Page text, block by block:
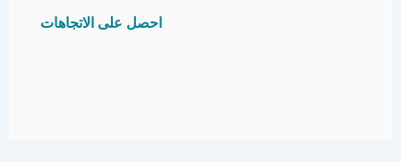
احصل على الاتجاهات